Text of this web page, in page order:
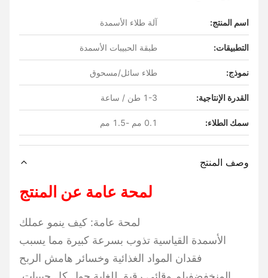
اسم المنتج: آلة طلاء الأسمدة
التطبيقات: طبقة الحبيبات الأسمدة
نموذج: طلاء سائل/مسحوق
القدرة الإنتاجية:
سمك الطلاء:
وصف المنتج
لمحة عامة عن المنتج
لمحة عامة: كيف ينمو عملك
الأسمدة القياسية تذوب بسرعة كبيرة مما يسبب
فقدان المواد الغذائية وخسائر هامش الربح